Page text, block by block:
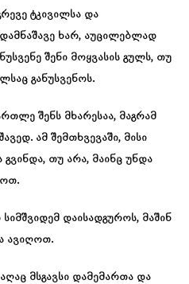
ტკივილსა და
ხარ, აუცილებლად
შენი მოყვასის გულს, თუ
განუსვენოს.
შენს მხარესაა, მაგრამ
ამ შემთხვევაში, მისი
თუ არა, მაინც უნდა
დაისადგუროს, მაშინ
ავიღოთ.
მსგავსი დამემართა და